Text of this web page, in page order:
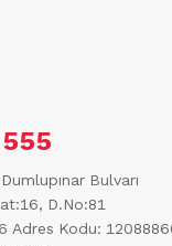
Bulvarı
D.No:81
Adres Kodu: